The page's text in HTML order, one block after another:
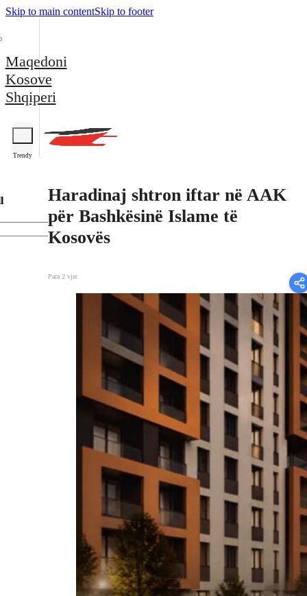
Skip to main contentSkip to footer
Maqedoni
Kosove
Shqiperi
Trendy
Haradinaj shtron iftar në AAK
për Bashkësinë Islame të
Kosovës
Para 2 vjet